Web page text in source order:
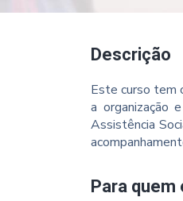
Descrição
Este curso tem
a organização
Assistência
Para quem